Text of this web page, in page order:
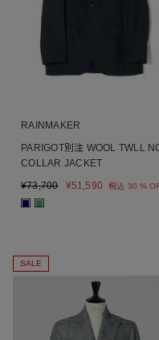
RAINMAKER
PARIGOT別注 WOOL TWLL
COLLAR JACKET
¥73,700 ¥51,590 税込 30 %
■ ■
SALE